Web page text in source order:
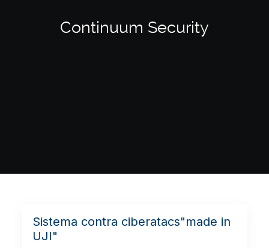
Continuum Security
Sistema contra ciberatacs"made in
UJI"